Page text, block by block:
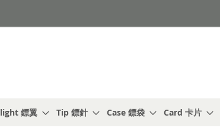
鏢翼 Tip 鏢針 Case 鏢袋 Card 卡片